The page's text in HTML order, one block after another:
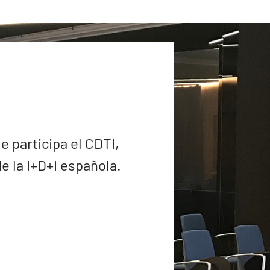
participa el CDTI,
la I+D+I española.